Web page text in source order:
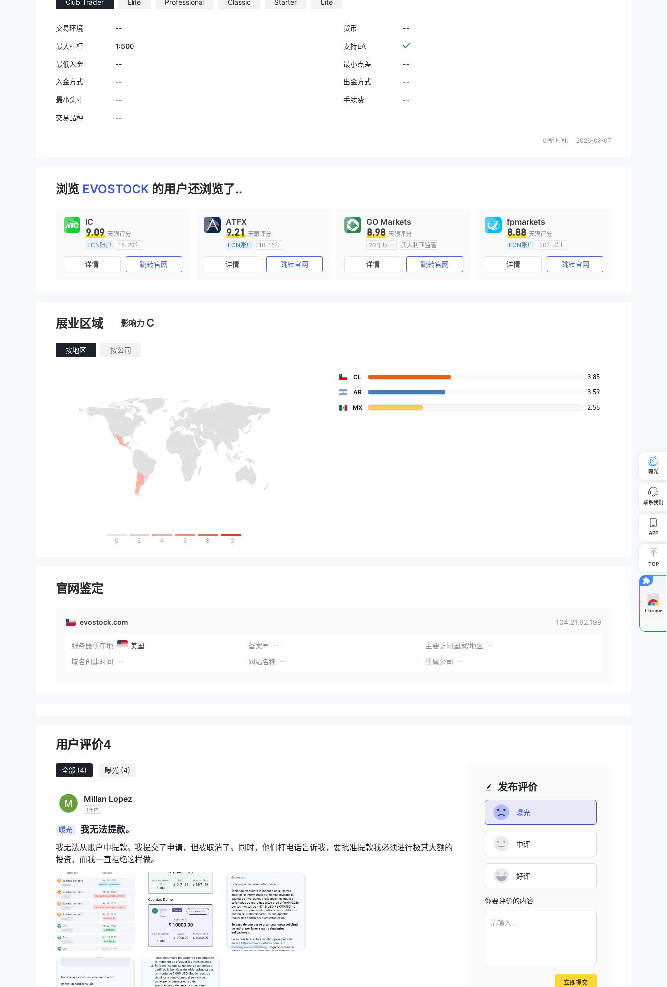
头寸的必要措施。我本不愿意，但
他极其执着，并向我保证会成功，
还没意识到发生了什么之前，我所
有的交易都已转为亏损，导致损失
达到约80万美元。
Club Trader Elite Professional Classic Starter Lite
交易环境 -- 货币 --
最大杠杆 1:500 支持EA
最低入金 -- 最小点差 --
入金方式 -- 出金方式 --
最小头寸 -- 手续费 --
交易品种 --
更新时间： 2026-08-07
浏览 EVOSTOCK 的用户还浏览了..
IC
9.09 天眼评分
ECN账户
15-20年
澳大利亚监管
全牌照 (MM)
主标MT4
详情 跳转官网
ATFX
9.21 天眼评分
ECN账户
10-15年
澳大利亚监管
全牌照 (MM)
主标MT4
详情 跳转官网
GO Markets
8.98 天眼评分
20年以上
澳大利亚监管
全牌照 (MM)
cTrader
详情 跳转官网
fpmarkets
8.88 天眼评分
ECN账户
20年以上
澳大利亚监管
全牌照 (MM)
主标MT4
详情 跳转官网
展业区域 影响力 C
按地区 按公司
0 2 4 6 8 10
CL 3.85
AR 3.59
MX 2.55
官网鉴定
evostock.com 104.21.62.199
服务器所在地 美国 备案号 -- 主要访问国家/地区 --
域名创建时间 -- 网站名称 -- 所属公司 --
用户评价4
全部 (4) 曝光 (4)
Millan Lopez
1年内
曝光 我无法提款。
我无法从账户中提款。我提交了申请，但被取消了。同时，他们打电话告诉我，要批准提款我必须进行极其大额的
投资，而我一直拒绝这样做。
发布评价
曝光
中评
好评
你要评价的内容
请输入...
立即提交
曝光
联系我们
APP
TOP
Chrome